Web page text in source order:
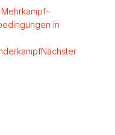
in
Nächster